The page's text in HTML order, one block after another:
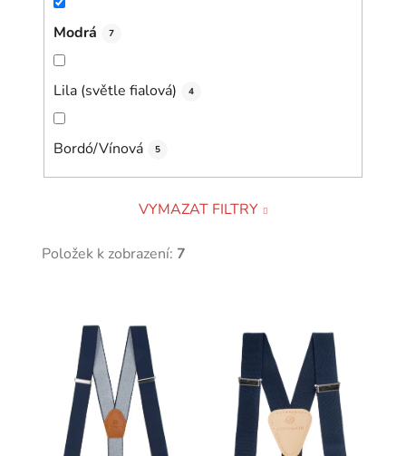
Modrá 7
Lila (světle fialová) 4
Bordó/Vínová 5
VYMAZAT FILTRY
Položek k zobrazení: 7